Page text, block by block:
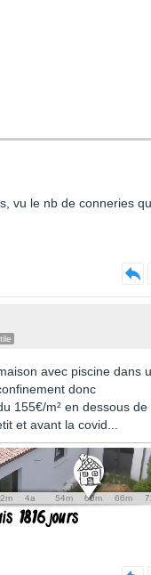
vu le nb de conneries
avec piscine dans
donc
155€/m² en dessous de
et avant la covid...